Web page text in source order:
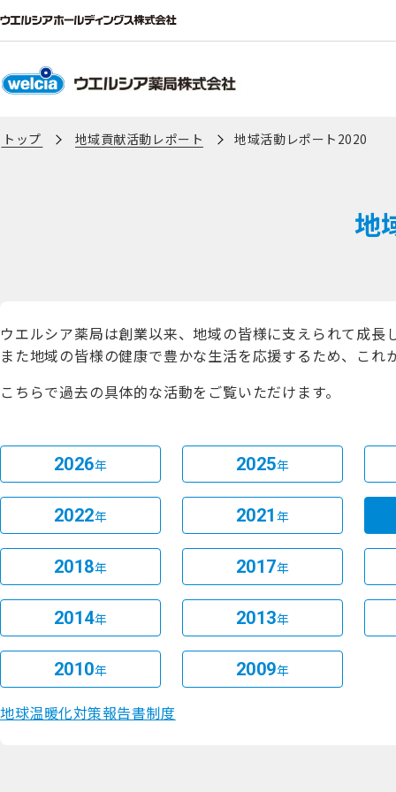
トップ 地域貢献活動レポート 地域活動レポート2020
地
ウエルシア薬局は創業以来、地域の皆様に支えられて成
また地域の皆様の健康で豊かな生活を応援するため、これ
こちらで過去の具体的な活動をご覧いただけます。
2026年 2025年
2022年 2021 年
2018年 2017年
2014年 2013年
2010年 2009年
地球温暖化対策報告書制度